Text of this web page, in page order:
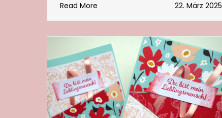
Read More 22. März 2025